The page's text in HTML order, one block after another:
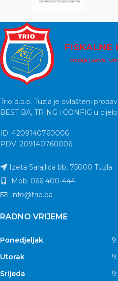
Trio d.o.o. Tuzla je ovlašteni
BEST BA, TRING i CONFIG u
ID: 4209140760006
PDV: 209140760006
Izeta Sarajlića bb, 75000 Tuzla
Mob: 066 400-444
info@trio.ba
RADNO VRIJEME
Ponedjeljak
Utorak
Srijeda